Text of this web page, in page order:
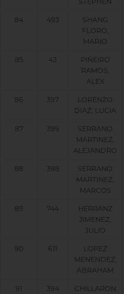
84 493
SHANG
FLORO,
MARIO
85 43
PIÑEIRO
RAMOS,
ALEX
86 397
LORENZO
DIAZ, LUCIA
87 399
SERRANO
MARTINEZ,
ALEJANDRO
88 398
SERRANO
MARTINEZ,
MARCOS
89 744
HERRANZ
JIMENEZ,
JULIO
90 611
LOPEZ
MENENDEZ,
ABRAHAM
91 394
CHILLARON